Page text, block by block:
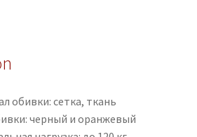
обивки: сетка, ткань
черный и оранжевый